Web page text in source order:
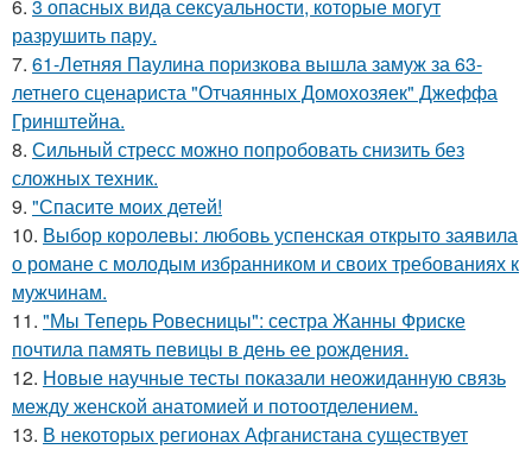
6. 3 опасных вида сексуальности, которые могут
разрушить пару.
7. 61-Летняя Паулина поризкова вышла замуж за 63-
летнего сценариста "Отчаянных Домохозяек" Джеффа
Гринштейна.
8. Сильный стресс можно попробовать снизить без
сложных техник.
9. "Спасите моих детей!
10. Выбор королевы: любовь успенская открыто заявила
о романе с молодым избранником и своих требованиях к
мужчинам.
11. "Мы Теперь Ровесницы": сестра Жанны Фриске
почтила память певицы в день ее рождения.
12. Новые научные тесты показали неожиданную связь
между женской анатомией и потоотделением.
13. В некоторых регионах Афганистана существует